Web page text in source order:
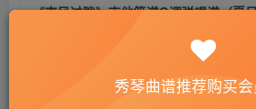
《南风过隙》吉他简谱G调弹唱谱（夏
会员专属资源
免费
秀琴曲谱推荐购买